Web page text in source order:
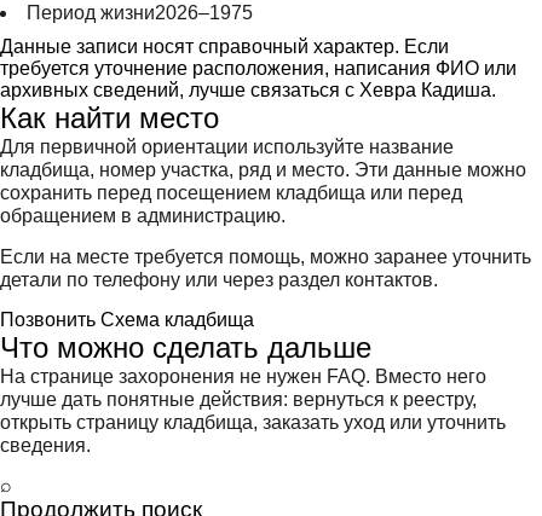
Период жизни2026–1975
Данные записи носят справочный характер. Если
требуется уточнение расположения, написания ФИО или
архивных сведений, лучше связаться с Хевра Кадиша.
Как найти место
Для первичной ориентации используйте название
кладбища, номер участка, ряд и место. Эти данные можно
сохранить перед посещением кладбища или перед
обращением в администрацию.
Если на месте требуется помощь, можно заранее уточнить
детали по телефону или через раздел контактов.
Позвонить Схема кладбища
Что можно сделать дальше
На странице захоронения не нужен FAQ. Вместо него
лучше дать понятные действия: вернуться к реестру,
открыть страницу кладбища, заказать уход или уточнить
сведения.
⌕
Продолжить поиск